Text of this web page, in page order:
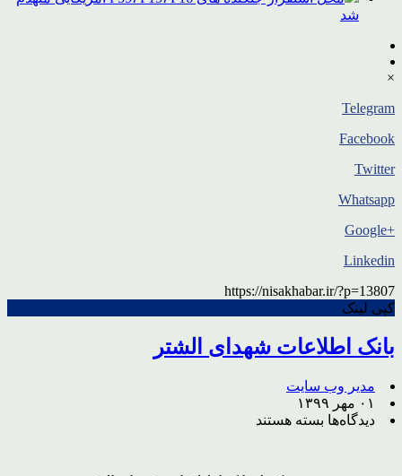
شد
×
Telegram
Facebook
Twitter
Whatsapp
+Google
Linkedin
https://nisakhabar.ir/?p=13807
کپی لینک
بانک اطلاعات شهدای الشتر
مدیر وب سایت
۰۱ مهر ۱۳۹۹
دیدگاه‌ها برای
بسته هستند